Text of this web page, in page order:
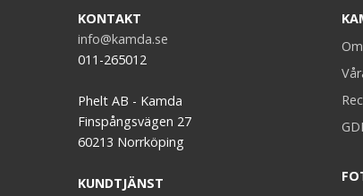
KONTAKT
info@kamda.se
011-265012
Phelt AB - Kamda
Finspångsvägen 27
60213 Norrköping
KUNDTJÄNST